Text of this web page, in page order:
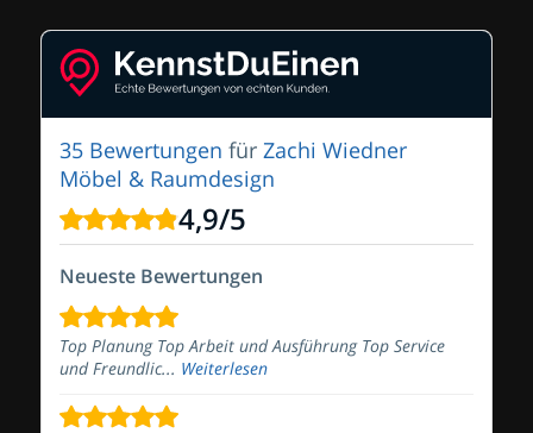
35 Bewertungen für Zachi Wiedner
Möbel & Raumdesign
4,9/5
Neueste Bewertungen
Top Planung Top Arbeit und Ausführung Top Service
und Freundlic... Weiterlesen